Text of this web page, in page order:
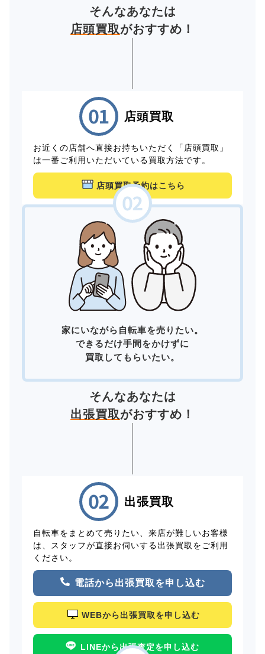
そんなあなたは
店頭買取がおすすめ！
店頭買取
お近くの店舗へ直接お持ちいただく「店頭買取」
は一番ご利用いただいている買取方法です。
店頭買取予約はこちら
家にいながら自転車を売りたい。
できるだけ手間をかけずに
買取してもらいたい。
そんなあなたは
出張買取がおすすめ！
出張買取
自転車をまとめて売りたい、来店が難しいお客様
は、スタッフが直接お伺いする出張買取をご利用
ください。
電話から出張買取を申し込む
WEBから出張買取を申し込む
LINEから出張査定を申し込む